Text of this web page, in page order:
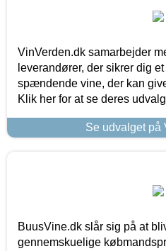
VinVerden.dk samarbejder
leverandører, der sikrer dig
spændende vine, der kan
Klik her for at se deres
Se udvalget på
BuusVine.dk slår sig på at
gennemskuelige